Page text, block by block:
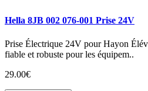
Hella 8JB 002 076-001 Prise 24V
Prise Électrique 24V pour Hayon
fiable et robuste pour les équipem..
29.00€